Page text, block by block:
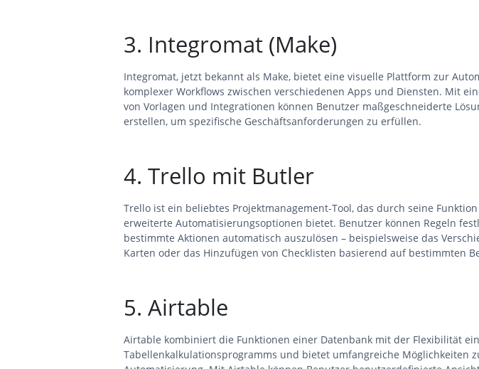
3. Integromat (Make)
Integromat, jetzt bekannt als Make, bietet eine visuelle Plattform zur
komplexer Workflows zwischen verschiedenen Apps und Diensten. Mit
von Vorlagen und Integrationen können Benutzer maßgeschneiderte
erstellen, um spezifische Geschäftsanforderungen zu erfüllen.
4. Trello mit Butler
Trello ist ein beliebtes Projektmanagement-Tool, das durch seine Funktion
erweiterte Automatisierungsoptionen bietet. Benutzer können Regeln
bestimmte Aktionen automatisch auszulösen – beispielsweise das
Karten oder das Hinzufügen von Checklisten basierend auf bestimmten
5. Airtable
Airtable kombiniert die Funktionen einer Datenbank mit der Flexibilität
Tabellenkalkulationsprogramms und bietet umfangreiche Möglichkeiten